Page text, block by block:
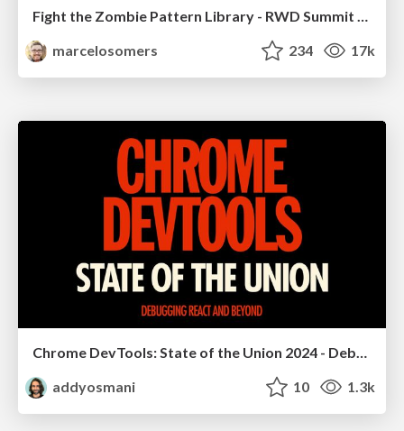
Fight the Zombie Pattern Library - RWD Summit 2016
marcelosomers
234 17k
Chrome DevTools: State of the Union 2024 - Debugging React & Beyond
addyosmani
10 1.3k